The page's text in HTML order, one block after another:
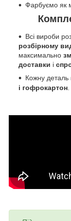
Фарбуємо як
Всі вироби
розбірному
максимально
доставки і
Кожну деталь
і гофрокартон